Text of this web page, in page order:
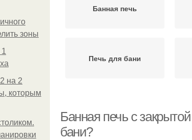
зоны
на 2
которым
Банная печь
Печь для бани
Банная печь с
бани?